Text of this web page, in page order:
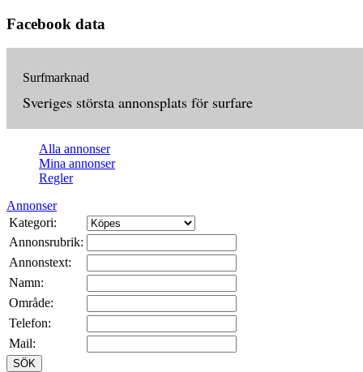
Facebook data
Surfmarknad
Sveriges största annonsplats för surfare
Alla annonser
Mina annonser
Regler
Annonser
Kategori:
Annonsrubrik:
Annonstext:
Namn:
Område:
Telefon:
Mail: